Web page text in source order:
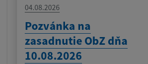
04.08.2026
Pozvánka na
zasadnutie ObZ dňa
10.08.2026